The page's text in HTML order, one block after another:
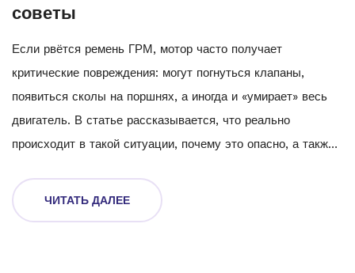
советы
Если рвётся ремень ГРМ, мотор часто получает
критические повреждения: могут погнуться клапаны,
появиться сколы на поршнях, а иногда и «умирает» весь
двигатель. В статье рассказывается, что реально
происходит в такой ситуации, почему это опасно, а также
дорогостоящего ремонта. Читатель узнает, как не попасть
на крупные траты и какие признаки нельзя игнорировать.
ЧИТАТЬ ДАЛЕЕ